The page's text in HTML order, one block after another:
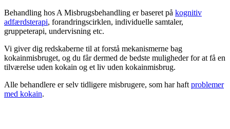
Behandling hos A Misbrugsbehandling er baseret på kognitiv
adfærdsterapi, forandringscirklen, individuelle samtaler,
gruppeterapi, undervisning etc.
Vi giver dig redskaberne til at forstå mekanismerne bag
kokainmisbruget, og du får dermed de bedste muligheder for at få en
tilværelse uden kokain og et liv uden kokainmisbrug.
Alle behandlere er selv tidligere misbrugere, som har haft problemer
med kokain.